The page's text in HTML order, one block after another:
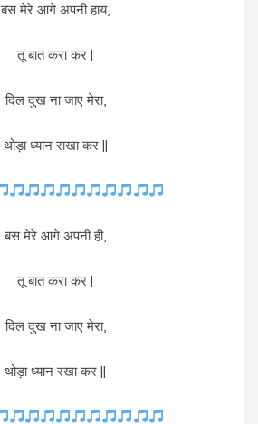
बस मेरे आगे अपनी हाय,
तू बात करा कर |
दिल दुख ना जाए मेरा,
थोड़ा ध्यान राखा कर ||
बस मेरे आगे अपनी ही,
तू बात करा कर |
दिल दुख ना जाए मेरा,
थोड़ा ध्यान रखा कर ||